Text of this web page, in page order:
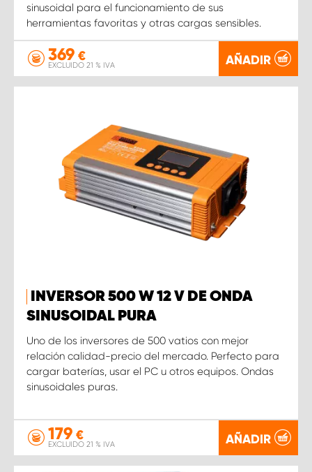
sinusoidal para el funcionamiento de sus
herramientas favoritas y otras cargas sensibles.
369 €
EXCLUIDO 21 % IVA AÑADIR
INVERSOR 500 W 12 V DE ONDA
SINUSOIDAL PURA
Uno de los inversores de 500 vatios con mejor
relación calidad-precio del mercado. Perfecto para
cargar baterías, usar el PC u otros equipos. Ondas
sinusoidales puras.
179 €
EXCLUIDO 21 % IVA AÑADIR